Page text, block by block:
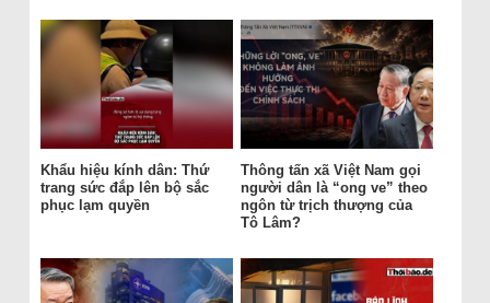
Khẩu hiệu kính dân: Thứ
trang sức đắp lên bộ sắc
phục lạm quyền
Thông tấn xã Việt Nam gọi
người dân là “ong ve” theo
ngôn từ trịch thượng của
Tô Lâm?